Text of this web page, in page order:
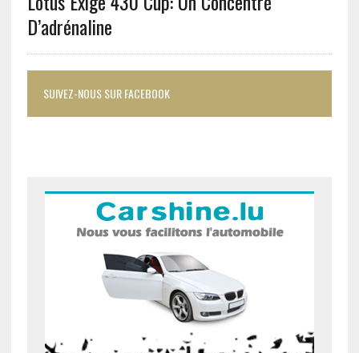
D’adrénaline
SUIVEZ-NOUS SUR FACEBOOK